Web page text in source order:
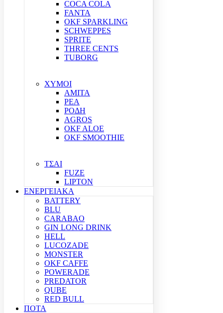
COCA COLA
FANTA
OKF SPARKLING
SCHWEPPES
SPRITE
THREE CENTS
TUBORG
ΧΥΜΟΙ
ΑΜΙΤΑ
ΡΕΑ
ΡΟΔΗ
AGROS
OKF ALOE
OKF SMOOTHIE
ΤΣΑΙ
FUZE
LIPTON
ΕΝΕΡΓΕΙΑΚΑ
BATTERY
BLU
CARABAO
GIN LONG DRINK
HELL
LUCOZADE
MONSTER
OKF CAFFE
POWERADE
PREDATOR
QUBE
RED BULL
ΠΟΤΑ